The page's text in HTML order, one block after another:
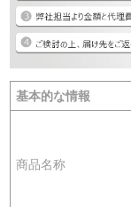
基本的な情報
商品名称